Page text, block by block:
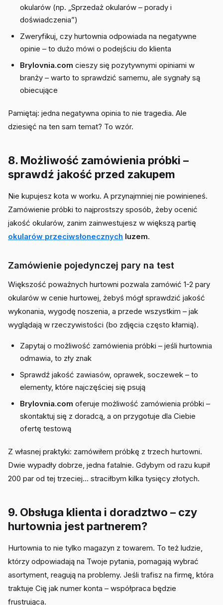
okularów (np. „Sprzedaż okularów – porady i
doświadczenia”)
Zweryfikuj, czy hurtownia odpowiada na negatywne
opinie – to dużo mówi o podejściu do klienta
Brylovnia.com cieszy się pozytywnymi opiniami w
branży – warto to sprawdzić samemu, ale sygnały są
obiecujące
Pamiętaj: jedna negatywna opinia to nie tragedia. Ale
dziesięć na ten sam temat? To wzór.
8. Możliwość zamówienia próbki –
sprawdź jakość przed zakupem
Nie kupujesz kota w worku. A przynajmniej nie powinieneś.
Zamówienie próbki to najprostszy sposób, żeby ocenić
jakość okularów, zanim zainwestujesz w większą partię
okularów przeciwsłonecznych luzem.
Zamówienie pojedynczej pary na test
Większość poważnych hurtowni pozwala zamówić 1-2 pary
okularów w cenie hurtowej, żebyś mógł sprawdzić jakość
wykonania, wygodę noszenia, a przede wszystkim – jak
wyglądają w rzeczywistości (bo zdjęcia często kłamią).
Zapytaj o możliwość zamówienia próbki – jeśli hurtownia
odmawia, to zły znak
Sprawdź jakość zawiasów, oprawek, soczewek – to
elementy, które najczęściej się psują
Brylovnia.com oferuje możliwość zamówienia próbki –
skontaktuj się z doradcą, a on przygotuje dla Ciebie
ofertę testową
Z własnej praktyki: zamówiłem próbkę z trzech hurtowni.
Dwie wypadły dobrze, jedna fatalnie. Gdybym od razu kupił
200 par od tej trzeciej... straciłbym kilka tysięcy złotych.
9. Obsługa klienta i doradztwo – czy
hurtownia jest partnerem?
Hurtownia to nie tylko magazyn z towarem. To też ludzie,
którzy odpowiadają na Twoje pytania, pomagają wybrać
asortyment, reagują na problemy. Jeśli trafisz na firmę, która
traktuje Cię jak numer konta – współpraca będzie
frustrująca.